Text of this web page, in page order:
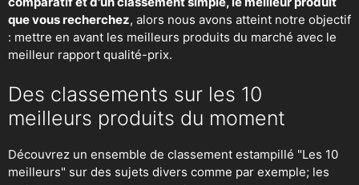
que vous recherchez, alors nous avons atteint notre objectif
: mettre en avant les meilleurs produits du marché avec le
meilleur rapport qualité-prix.
Des classements sur les 10
meilleurs produits du moment
Découvrez un ensemble de classement estampillé "Les 10
meilleurs" sur des sujets divers comme par exemple; les